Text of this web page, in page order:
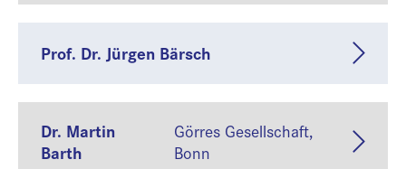
Prof. Dr. Jürgen Bärsch
Dr. Martin
Barth
Görres Gesellschaft,
Bonn